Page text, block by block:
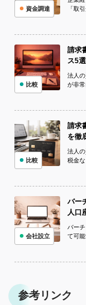
「取
資金調達
請求
ス5
法人
が非
比較
請求
を徹
法人
税金
比較
バー
人口
バー
て可
会社設立
参考リンク